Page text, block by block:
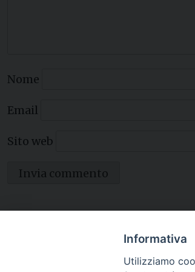
Nome
Email
Sito web
Informativa
Utilizziamo